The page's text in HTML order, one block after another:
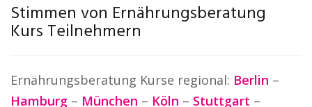
Stimmen von Ernährungsberatung
Kurs Teilnehmern
Ernährungsberatung Kurse regional: Berlin –
Hamburg – München – Köln – Stuttgart –